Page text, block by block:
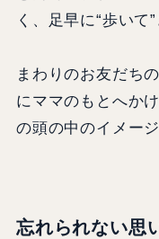
く、足早に“歩いて
まわりのお友だち
にママのもとへか
の頭の中のイメー
忘れられない思